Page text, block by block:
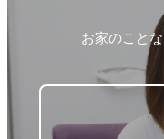
お家のこと